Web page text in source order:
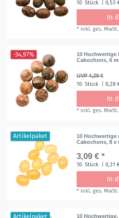
10 Stück | 0,53
In
* inkl. ges. MwSt.
-34,97%
10 Hochwertige
Cabochons, 6
UVP 4,29 €
10 Stück | 0,28
In
* inkl. ges. MwSt.
Artikelpaket
10 Hochwertige
Cabochons, 8 x
3,09 € *
10 Stück | 0,31
In
* inkl. ges. MwSt.
Artikelpaket
10